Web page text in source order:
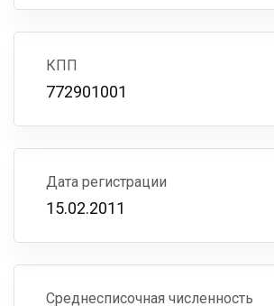
КПП
772901001
Дата регистрации
15.02.2011
Среднесписочная численность